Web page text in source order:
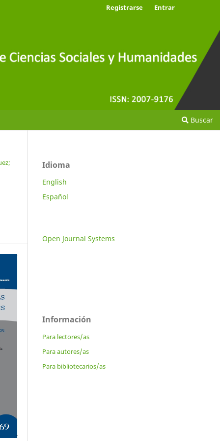
Buscar
Registrarse Entrar
Idioma
English
Español
Open Journal Systems
Información
Para lectores/as
Para autores/as
Para bibliotecarios/as